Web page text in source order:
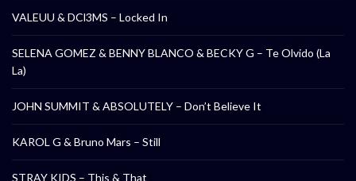
VALEUU & DCl3MS – Locked In
SELENA GOMEZ & BENNY BLANCO & BECKY G – Te Olvido (La
La)
JOHN SUMMIT & ABSOLUTELY – Don’t Believe It
KAROL G & Bruno Mars – Still
STRAY KIDS – This & That